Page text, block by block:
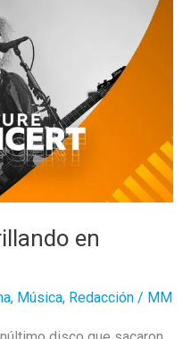
en
, Música, Redacción / MM